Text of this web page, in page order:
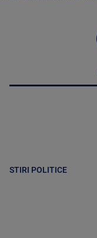
STIRI POLITICE